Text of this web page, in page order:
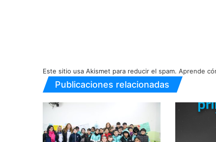
Este sitio usa Akismet para reducir el spam. Aprende
Publicaciones relacionadas